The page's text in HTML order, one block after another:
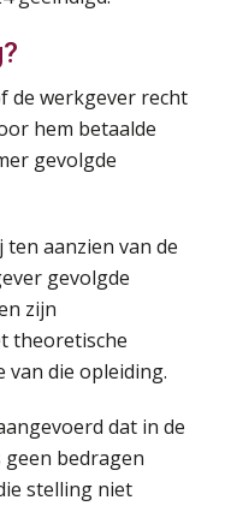
de werkgever recht
hem betaalde
gevolgde
aanzien van de
gevolgde
zijn
theoretische
van die opleiding.
dat in de
bedragen
stelling niet